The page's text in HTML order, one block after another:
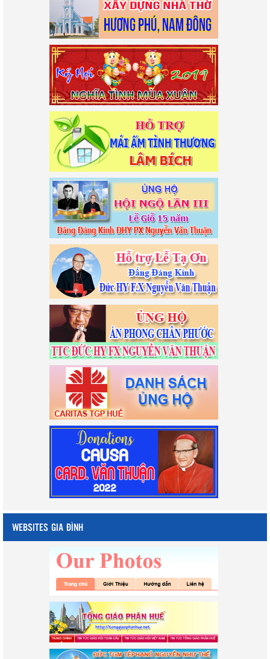
WEBSITES GIA ĐÌNH